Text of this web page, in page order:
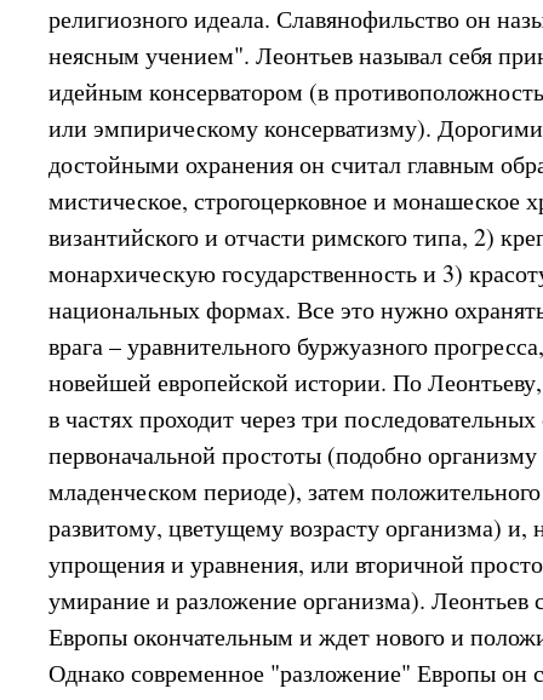
религиозного идеала. Славянофильство он
неясным учением". Леонтьев называл себя
идейным консерватором (в
или эмпирическому консерватизму).
достойными охранения он считал главным
мистическое, строгоцерковное и монашеское
византийского и отчасти римского типа, 2)
монархическую государственность и 3)
национальных формах. Все это нужно
врага – уравнительного буржуазного
новейшей европейской истории. По
в частях проходит через три
первоначальной простоты (подобно организму
младенческом периоде), затем
развитому, цветущему возрасту организма) и,
упрощения и уравнения, или вторичной
умирание и разложение организма). Леонтьев
Европы окончательным и ждет нового и
Однако современное "разложение" Европы он